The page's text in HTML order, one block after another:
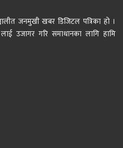
जनमुखी खबर डिजिटल पत्रिका हो ।
उजागर गरि समाधानका लागि हामि